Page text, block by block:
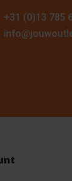
+31 (0)13 785